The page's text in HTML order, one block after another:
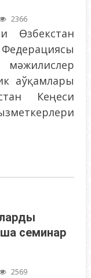
2366
Өзбекстан
аўқамлары
Кеңеси
семинар
2569